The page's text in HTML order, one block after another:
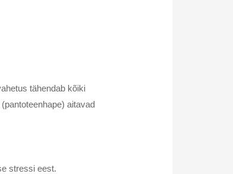
tähendab kõiki
aitavad
stressi eest.